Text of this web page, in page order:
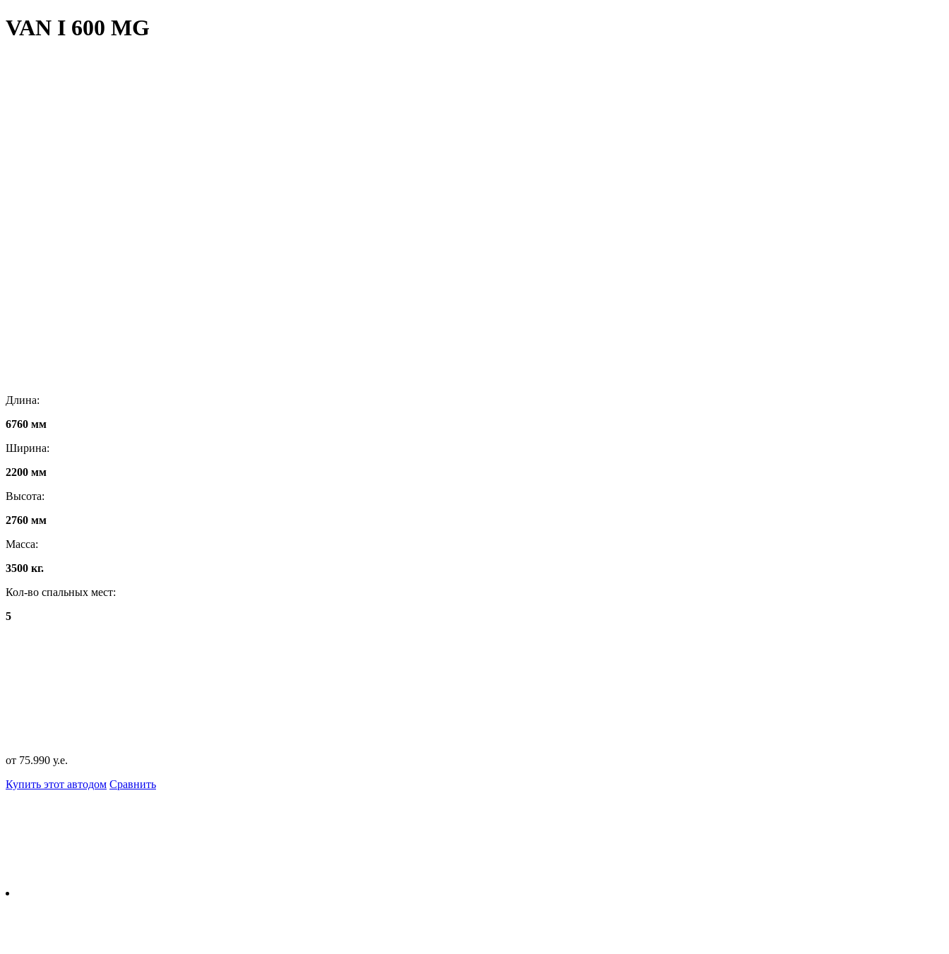
VAN I 600 MG
Длина:
6760 мм
Ширина:
2200 мм
Высота:
2760 мм
Масса:
3500 кг.
Кол-во спальных мест:
5
от 75.990 у.е.
Купить этот автодом Сравнить